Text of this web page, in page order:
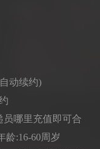
动续约)
哪里充值即可合
龄:16-60周岁